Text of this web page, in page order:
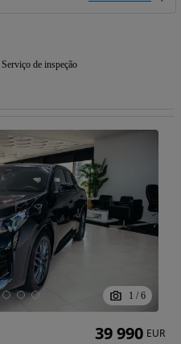
Serviço de inspeção
1 / 6
39 990 EUR